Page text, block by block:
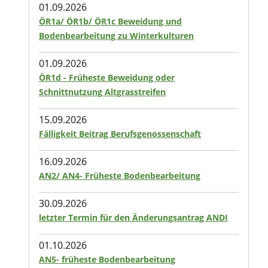
01.09.2026
ÖR1a/ ÖR1b/ ÖR1c Beweidung und
Bodenbearbeitung zu Winterkulturen
01.09.2026
ÖR1d - Früheste Beweidung oder
Schnittnutzung Altgrasstreifen
15.09.2026
Fälligkeit Beitrag Berufsgenossenschaft
16.09.2026
AN2/ AN4- Früheste Bodenbearbeitung
30.09.2026
letzter Termin für den Änderungsantrag ANDI
01.10.2026
AN5- früheste Bodenbearbeitung